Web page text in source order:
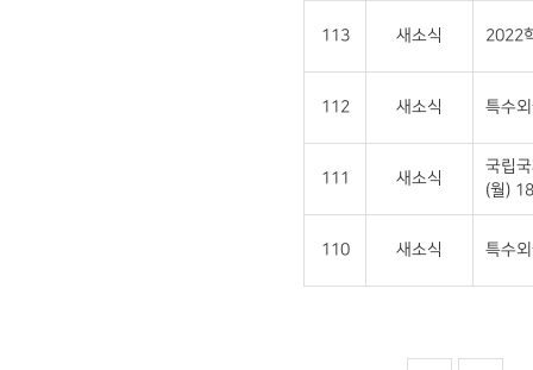
113 새소식 2022
112 새소식 특수
111 새소식
국립
(월)
110 새소식 특수